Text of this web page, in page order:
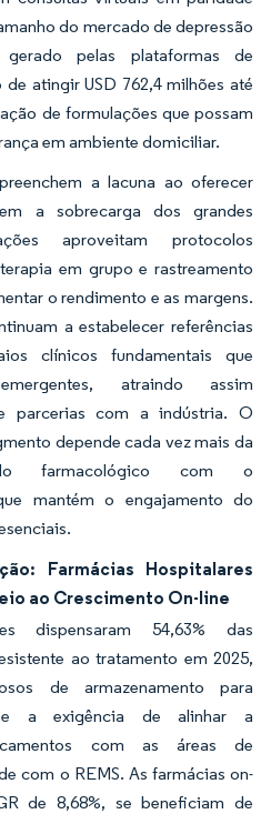
do mercado de depressão
pelas plataformas de
atingir USD 762,4 milhões até
de formulações que possam
em ambiente domiciliar.
a lacuna ao oferecer
a sobrecarga dos grandes
aproveitam protocolos
em grupo e rastreamento
o rendimento e as margens.
a estabelecer referências
clínicos fundamentais que
atraindo assim
parcerias com a indústria. O
depende cada vez mais da
farmacológico com o
mantém o engajamento do
Farmácias Hospitalares
ao Crescimento On-line
dispensaram 54,63% das
ao tratamento em 2025,
de armazenamento para
e a exigência de alinhar a
com as áreas de
com o REMS. As farmácias on-
de 8,68%, se beneficiam de